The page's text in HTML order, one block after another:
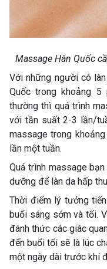
Massage Hàn Quốc
Với những người có
Quốc trong khoảng
thường thì quá trình
với tần suất 2-3 lần/
massage trong
lần một tuần.
Quá trình massage
dưỡng để làn da hấp
Thời điểm lý tưởng
buổi sáng sớm và tối.
đánh thức các giác
đến buổi tối sẽ là lúc
một ngày dài trước khi